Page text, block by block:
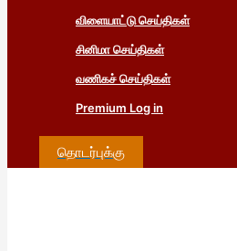
விளையாட்டு செய்திகள்
சினிமா செய்திகள்
வணிகச் செய்திகள்
Premium Log in
தொடர்புக்கு